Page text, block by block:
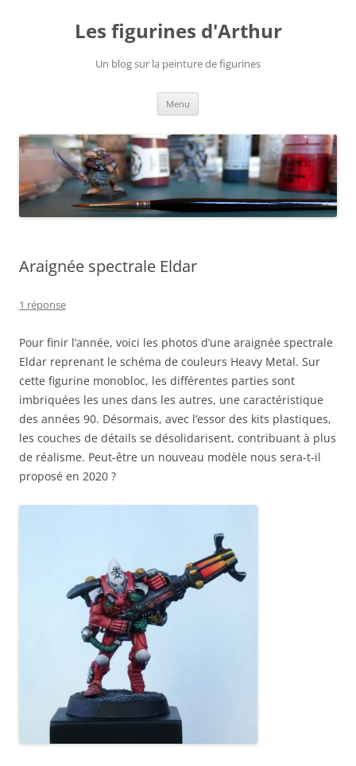
Les figurines d'Arthur
Un blog sur la peinture de figurines
Menu
Araignée spectrale Eldar
1 réponse
Pour finir l’année, voici les photos d’une araignée spectrale
Eldar reprenant le schéma de couleurs Heavy Metal. Sur
cette figurine monobloc, les différentes parties sont
imbriquées les unes dans les autres, une caractéristique
des années 90. Désormais, avec l’essor des kits plastiques,
les couches de détails se désolidarisent, contribuant à plus
de réalisme. Peut-être un nouveau modèle nous sera-t-il
proposé en 2020 ?